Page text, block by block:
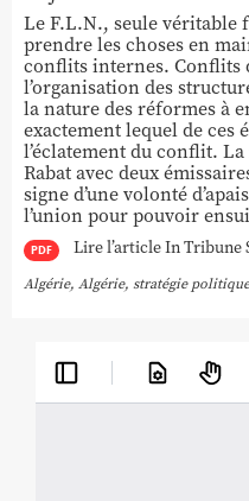
Le F.L.N., seule véritable
prendre les choses en
conflits internes. Conflits
l’organisation des
la nature des réformes à
exactement lequel de ces
l’éclatement du conflit.
Rabat avec deux
signe d’une volonté
l’union pour pouvoir
PDF Lire l’article In Tribune
Algérie, Algérie, stratégie politique